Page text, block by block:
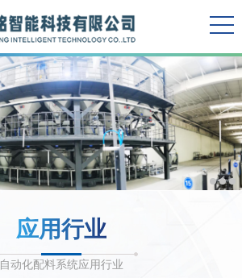
应用行业
自动化配料系统应用行业